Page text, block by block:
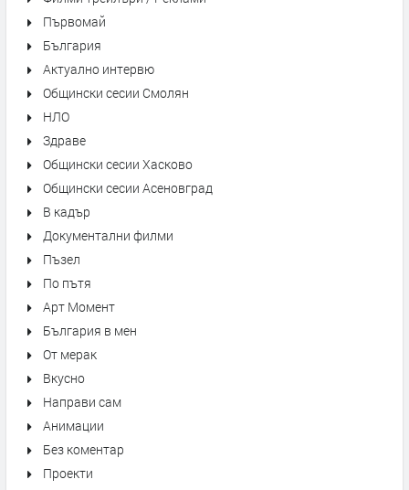
Първомай
България
Актуално интервю
Общински сесии Смолян
НЛО
Здраве
Общински сесии Хасково
Общински сесии Асеновград
В кадър
Документални филми
Пъзел
По пътя
Арт Момент
България в мен
От мерак
Вкусно
Направи сам
Анимации
Без коментар
Проекти